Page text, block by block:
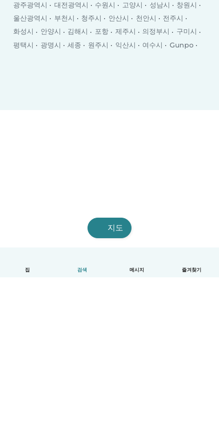
집 검색 메시지 즐겨찾기
광주광역시
대전광역시 수원시 고양시 성남시
창원시
울산광역시
부천시 청주시 안산시 천안시
전주시
화성시
안양시 김해시 포항 제주시 의정부시
구미시
평택시
광명시 세종 원주시 익산시 여수시
Gunpo
지도